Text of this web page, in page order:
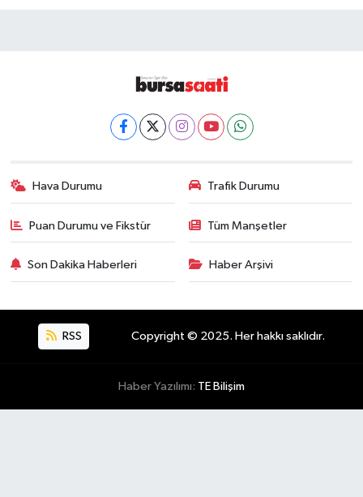
Hava Durumu Trafik Durumu
Puan Durumu ve Fikstür Tüm Manşetler
Son Dakika Haberleri Haber Arşivi
RSS Copyright © 2025. Her hakkı saklıdır.
Haber Yazılımı: TE Bilişim